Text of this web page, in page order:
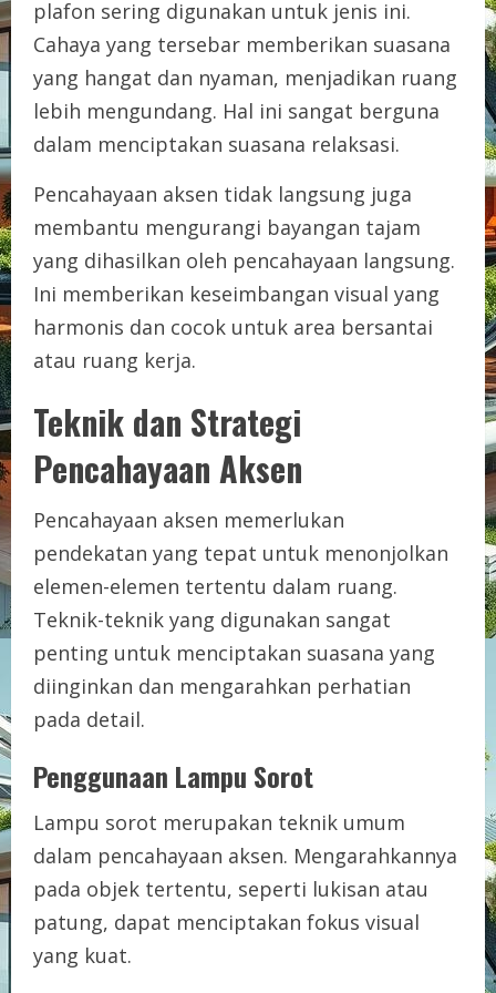
plafon sering digunakan untuk jenis ini.
Cahaya yang tersebar memberikan suasana
yang hangat dan nyaman, menjadikan ruang
lebih mengundang. Hal ini sangat berguna
dalam menciptakan suasana relaksasi.
Pencahayaan aksen tidak langsung juga
membantu mengurangi bayangan tajam
yang dihasilkan oleh pencahayaan langsung.
Ini memberikan keseimbangan visual yang
harmonis dan cocok untuk area bersantai
atau ruang kerja.
Teknik dan Strategi
Pencahayaan Aksen
Pencahayaan aksen memerlukan
pendekatan yang tepat untuk menonjolkan
elemen-elemen tertentu dalam ruang.
Teknik-teknik yang digunakan sangat
penting untuk menciptakan suasana yang
diinginkan dan mengarahkan perhatian
pada detail.
Penggunaan Lampu Sorot
Lampu sorot merupakan teknik umum
dalam pencahayaan aksen. Mengarahkannya
pada objek tertentu, seperti lukisan atau
patung, dapat menciptakan fokus visual
yang kuat.